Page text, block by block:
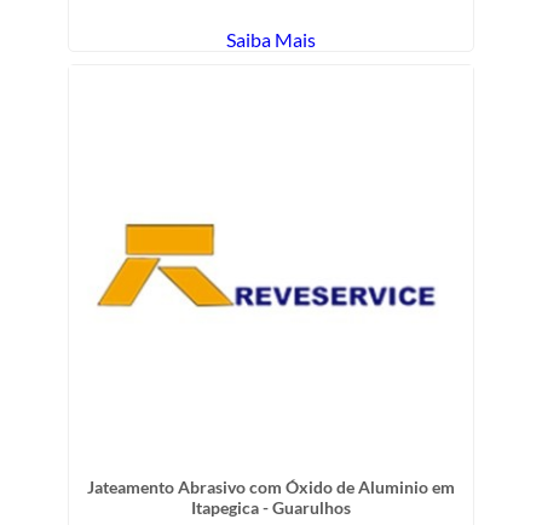
Saiba Mais
Jateamento Abrasivo com Óxido de Aluminio em
Itapegica - Guarulhos